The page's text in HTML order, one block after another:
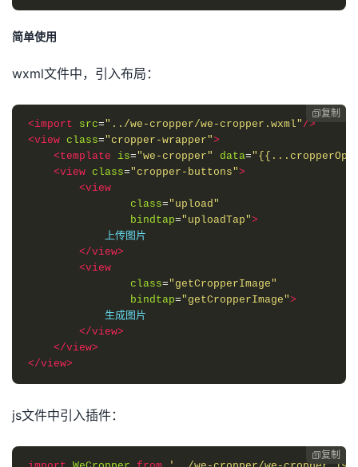
简单使用
wxml文件中，引入布局：
复制
<import
src="../we-cropper/we-cropper.wxml" />
<view class="cropper-wrapper">
<template
is="we-cropper" data=
<view class="cropper-buttons">
<view
class="upload"
bindtap="uploadTap">
上传图片
</view>
<view
class="getCropperImage"
bindtap="getCropperImage">
生成图片
</view>
</view>
</view>
js文件中引入插件：
复制